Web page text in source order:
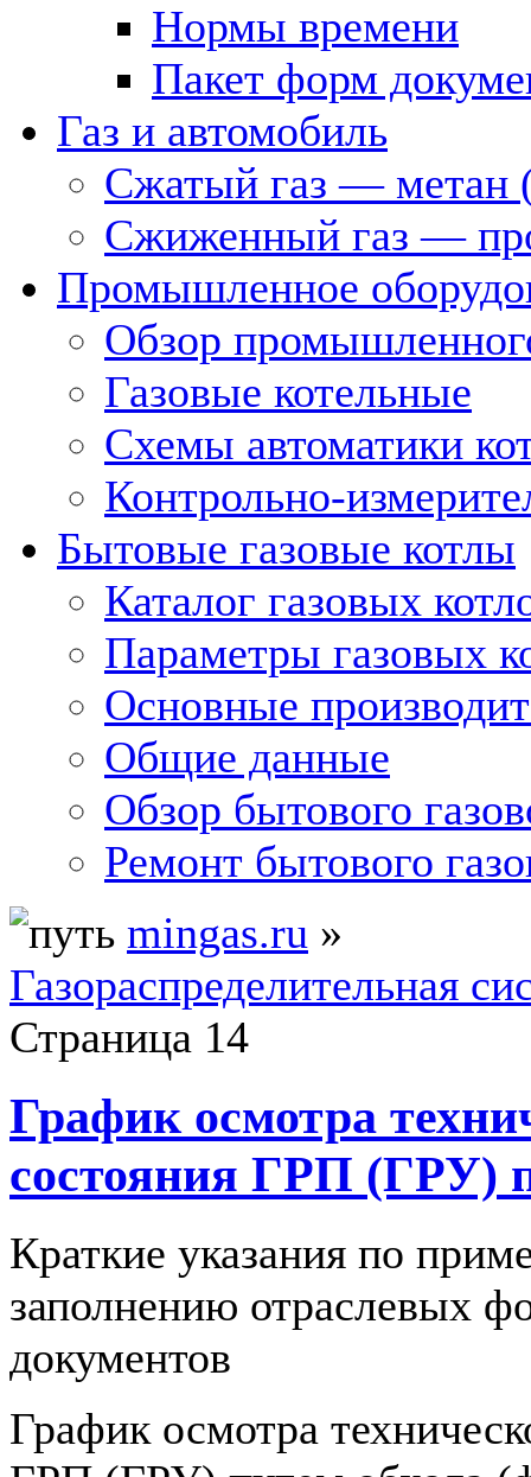
Нормы времени
Пакет форм
Газ и автомобиль
Сжатый газ — метан
Сжиженный газ —
Промышленное
Обзор
Газовые котельные
Схемы автоматики
Контрольно-
Бытовые газовые котлы
Каталог газовых
Параметры газовых
Основные
Общие данные
Обзор бытового
Ремонт бытового
mingas.ru »
Газораспределительная
Страница 14
График осмотра
состояния ГРП (ГРУ)
Краткие указания по
заполнению отраслевых
документов
График осмотра